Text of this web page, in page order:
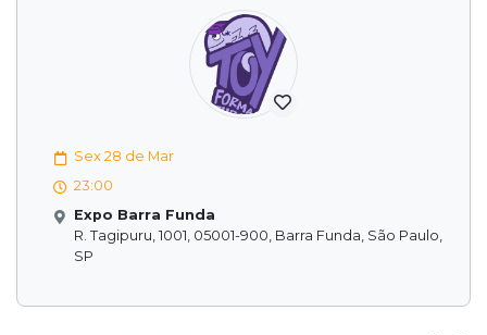
Sex 28 de Mar
23:00
Expo Barra Funda
R. Tagipuru, 1001, 05001-900, Barra Funda, São Paulo,
SP